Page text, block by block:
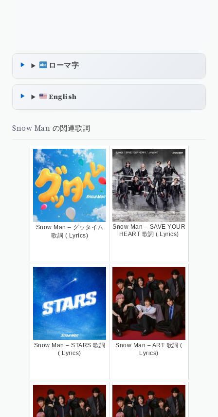
ローマ字
English
Snow Man の関連歌詞
Snow Man – グッタイム
歌詞 ( Lyrics)
Snow Man – SAVE YOUR
HEART 歌詞 ( Lyrics)
Snow Man – STARS 歌詞
( Lyrics)
Snow Man – ART 歌詞 (
Lyrics)